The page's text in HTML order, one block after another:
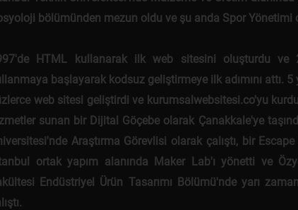
bölümünden mezun oldu ve şu anda Spor Yönetimi
HTML kullanarak ilk web sitesini oluşturdu ve
başlayarak kodsuz geliştirmeye ilk adımını attı. 5
web sitesi geliştirdi ve kurumsalwebsitesi.co'yu
sunan bir Dijital Göçebe olarak Çanakkale'ye
Araştırma Görevlisi olarak çalıştı, bir
ortak yapım alanında Maker Lab'ı yönetti ve
Endüstriyel Ürün Tasarımı Bölümü'nde yarı